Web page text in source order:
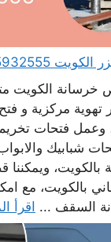
فتح كور تكييف
مركزية و
وعمل فتحات
شبابيك
بالكويت، مع
السقف ... اقرأ